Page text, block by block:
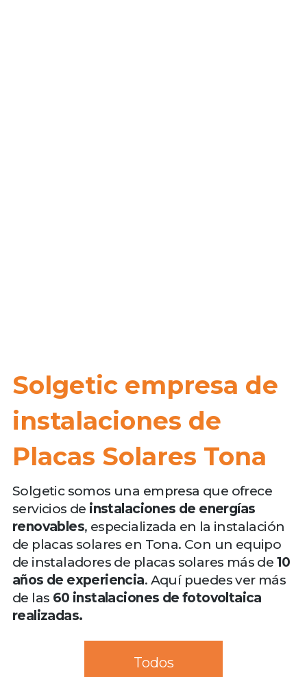
Solgetic empresa de
instalaciones de
Placas Solares Tona
Solgetic somos una empresa que ofrece
servicios de instalaciones de energías
renovables, especializada en la instalación
de placas solares en Tona. Con un equipo
de instaladores de placas solares más de 10
años de experiencia. Aquí puedes ver más
de las 60 instalaciones de fotovoltaica
realizadas.
Todos